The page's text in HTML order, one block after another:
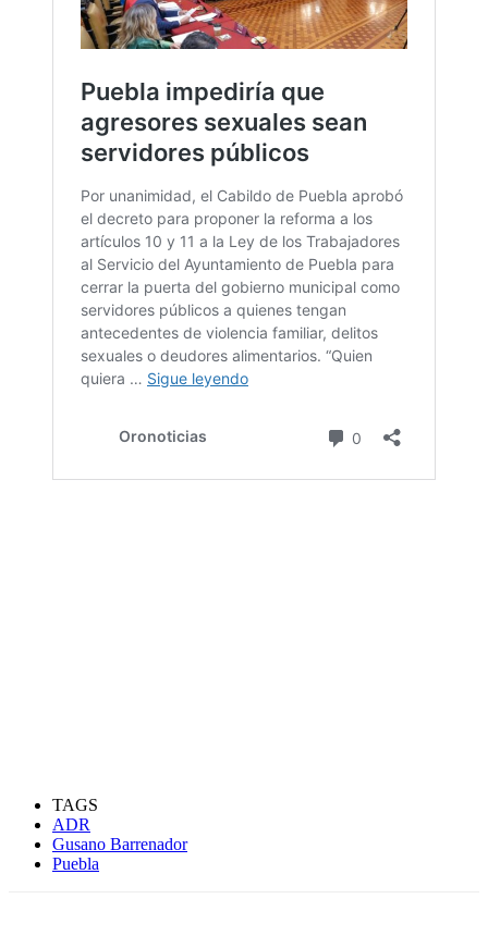
TAGS
ADR
Gusano Barrenador
Puebla